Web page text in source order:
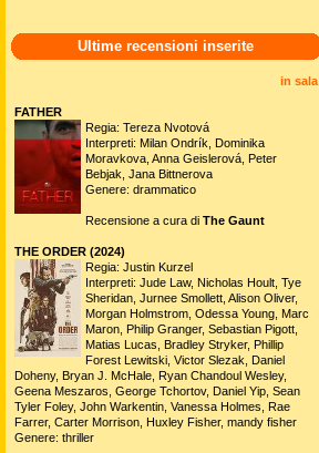
Ultime recensioni inserite
in sala
FATHER
Regia: Tereza Nvotová
Interpreti: Milan Ondrík, Dominika
Moravkova, Anna Geislerová, Peter
Bebjak, Jana Bittnerova
Genere: drammatico
Recensione a cura di The Gaunt
THE ORDER (2024)
Regia: Justin Kurzel
Interpreti: Jude Law, Nicholas Hoult, Tye
Sheridan, Jurnee Smollett, Alison Oliver,
Morgan Holmstrom, Odessa Young, Marc
Maron, Philip Granger, Sebastian Pigott,
Matias Lucas, Bradley Stryker, Phillip
Forest Lewitski, Victor Slezak, Daniel
Doheny, Bryan J. McHale, Ryan Chandoul Wesley,
Geena Meszaros, George Tchortov, Daniel Yip, Sean
Tyler Foley, John Warkentin, Vanessa Holmes, Rae
Farrer, Carter Morrison, Huxley Fisher, mandy fisher
Genere: thriller